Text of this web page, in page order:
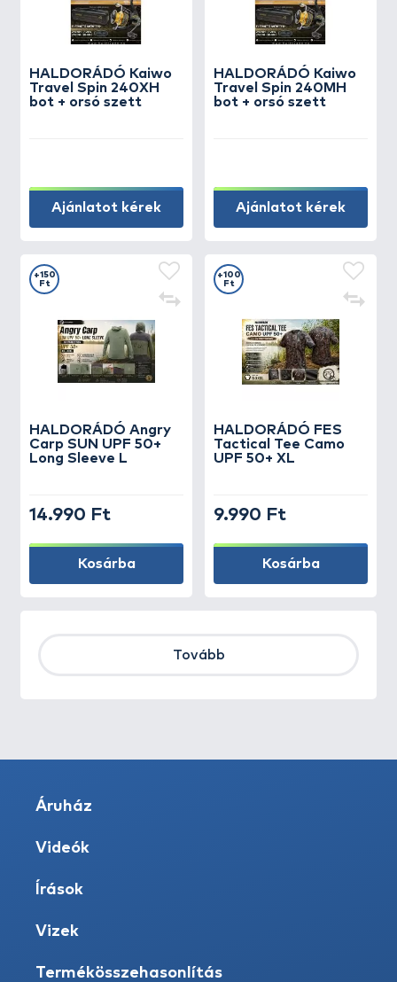
HALDORÁDÓ Kaiwo
Travel Spin 240XH
bot + orsó szett
Ajánlatot kérek
HALDORÁDÓ Kaiwo
Travel Spin 240MH
bot + orsó szett
Ajánlatot kérek
HALDORÁDÓ Angry
Carp SUN UPF 50+
Long Sleeve L
+150
Ft
14.990 Ft
Kosárba
HALDORÁDÓ FES
Tactical Tee Camo
UPF 50+ XL
+100
Ft
9.990 Ft
Kosárba
Tovább
Áruház
Videók
Írások
Vizek
Termékösszehasonlítás